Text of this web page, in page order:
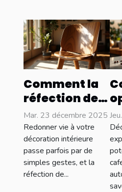
Comment la
réfection de
meubles peut
transformer
votre
intérieur ?
Mar. 23 décembre 2025
Redonner vie à votre
décoration intérieure
passe parfois par de
simples gestes, et la
réfection de...
?